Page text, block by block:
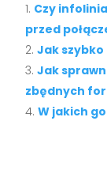
Czy
przed
Jak
Jak
zbędnych
W jakich